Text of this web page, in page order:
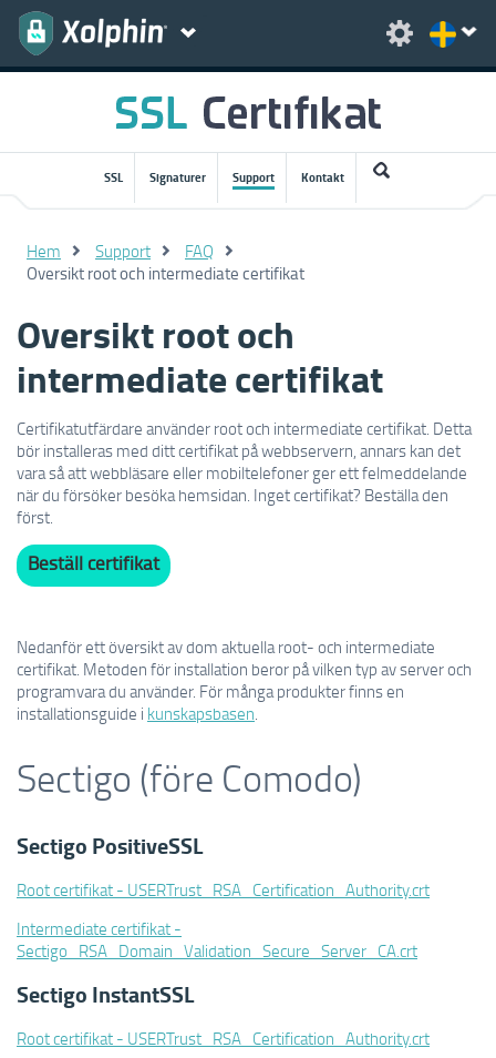
SSL Signaturer Support Kontakt
Hem Support FAQ
Oversikt root och intermediate certifikat
Oversikt root och
intermediate certifikat
Certifikatutfärdare använder root och intermediate certifikat. Detta
bör installeras med dittcertifikat påwebbservern, annars kan det
vara så attwebbläsare eller mobiltelefoner gerett felmeddelande
när du försöker besöka hemsidan. Inget certifikat? Beställaden
först.
Beställ certifikat
Nedanför ett översikt av dom aktuella root- och intermediate
certifikat. Metoden för installation beror på vilken typ av serveroch
programvara du använder. För många produkterfinnsen
installationsguide i kunskapsbasen.
Sectigo (före Comodo)
Sectigo PositiveSSL
Root certifikat - USERTrust_RSA_Certification_Authority.crt
Intermediate certifikat -
Sectigo_RSA_Domain_Validation_Secure_Server_CA.crt
Sectigo InstantSSL
Root certifikat - USERTrust_RSA_Certification_Authority.crt